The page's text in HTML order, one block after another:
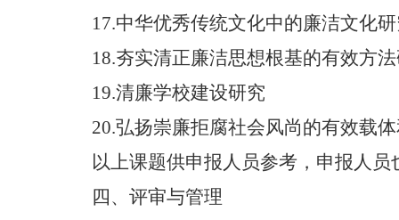
17.中华优秀传统文化中的廉洁文化
18.夯实清正廉洁思想根基的有效方
19.清廉学校建设研究
20.弘扬崇廉拒腐社会风尚的有效载
以上课题供申报人员参考，申报人
四、评审与管理